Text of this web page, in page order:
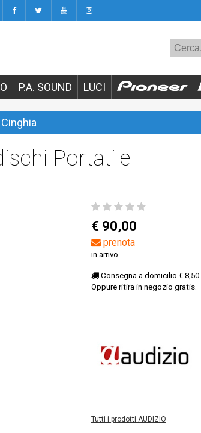
P.A. SOUND LUCI
Portatile
€ 90,00
prenota
in arrivo
Consegna a domicilio € 8,50.
Oppure ritira in negozio gratis.
Tutti i prodotti AUDIZIO